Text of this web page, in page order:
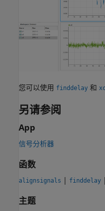
您可以使用 finddelay 和
另请参阅
App
信号分析器
函数
alignsignals | finddelay |
主题